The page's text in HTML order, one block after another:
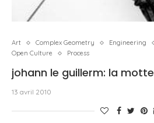
Art Complex Geometry Engineering
Open Culture
Process
johann le guillerm: la motte
13 avril 2010